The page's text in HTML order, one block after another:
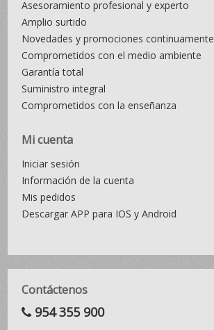
Asesoramiento profesional y experto
Amplio surtido
Novedades y promociones continuamente
Comprometidos con el medio ambiente
Garantía total
Suministro integral
Comprometidos con la enseñanza
Mi cuenta
Iniciar sesión
Información de la cuenta
Mis pedidos
Descargar APP para IOS y Android
Contáctenos
954 355 900